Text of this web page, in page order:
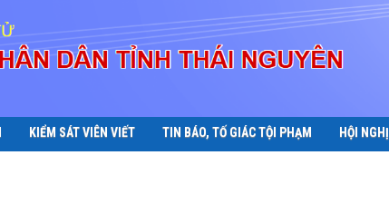
KIỂM SÁT VIÊN VIẾT TIN BÁO, TỐ GIÁC TỘI PHẠM HỘI NGHỊ